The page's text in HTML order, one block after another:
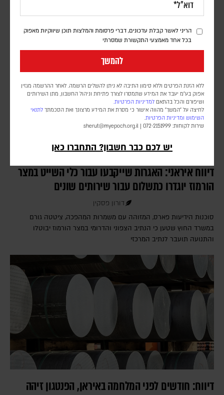
הריני לאשר קבלת עדכונים, דברי פרסומת והמלצות תוכן שיווקיות מאפוק
בכל אחד מאמצעי התקשורת שמסרתי
להמשך
ללא הזנת הפרטים וללא סימון התיבה לא ניתן להשלים הרשמה. לאחר ההרשמה מגזין
אפוק בע״מ יעבד את המידע שתמסרו לצורך פתיחת וניהול החשבון, מתן השירותים
ושיפורם והכל בהתאם למדיניות הפרטיות.
לחיצה על "המשך" מהווה אישור כי מסרת את המידע מרצונך ואת הסכמתך לתנאי
השימוש ומדיניות הפרטיות.
שירות לקוחות: 072-2151999 |
sherut@myepoch.org.il
יש לכם כבר חשבון? התחברו כאן
מספר החיילים ומועד פריסתם טרם פורסמו. הכוח הבין-לאומי עדיין לא
נפרס ברצועה, וממתין ליישום השלב השני וכניסת המנהלת הפלסטינית
דיווח איראני: האגרות שייקבעו עבור כלי השייט במצר
הורמוז יוגדרו כתשלום עבור שירותים שונים
דורון פסקין
סוכנות הידיעות פארס, המזוהה עם משמרות המהפכה, ציטטה גורם
במשרד החוץ שטען כי הנתיב הצפוני והדרומי במצר הורמוז יבוטלו
והתנועה תועבר לנתיב המרכזי
דיווח: חודשים לפני המלחמה באיראן, הפנטגון זיהה